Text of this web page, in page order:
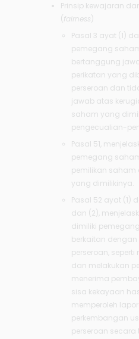
Prinsip kewajaran
(fairness )
Pasal 3 ayat (1)
pemegang
bertanggung
perikatan yang
perseroan dan
jawab atas
saham yang
pengecualian-
Pasal 51,
pemegang
pemilikan
yang dimilikinya.
Pasal 52 ayat (1)
dan (2),
dimiliki
berkaitan dengan
perseroan, seperti
dan melakukan
menerima
sisa kekayaan
memperoleh
perkembangan
perseroan secara